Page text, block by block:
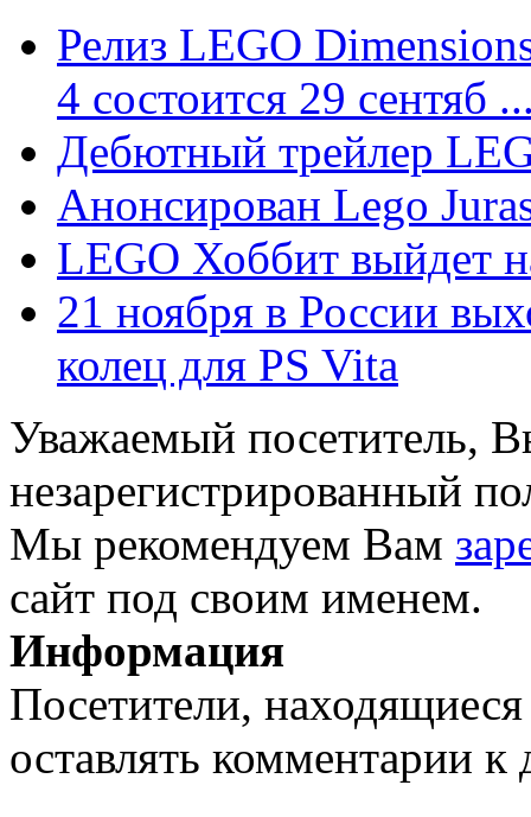
Релиз LEGO
4 состоится 29 сентяб
Дебютный трейлер
Анонсирован Lego
LEGO Хоббит выйдет
21 ноября в России
колец для PS Vita
Уважаемый посетитель,
незарегистрированный
Мы рекомендуем Вам
сайт под своим именем.
Информация
Посетители,
оставлять комментарии